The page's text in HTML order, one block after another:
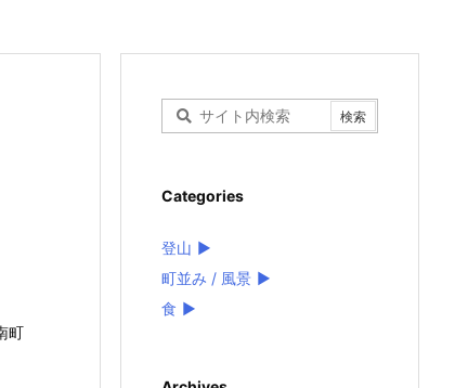
町
Categories
登山 ►
町並み / 風景 ►
食 ►